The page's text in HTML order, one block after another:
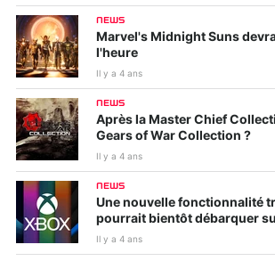
NEWS
Marvel's Midnight Suns
l'heure
Il y a 4 ans
NEWS
Après la Master Chief
Gears of War Collection ?
Il y a 4 ans
NEWS
Une nouvelle fonctionnalité
pourrait bientôt débarquer
Il y a 4 ans